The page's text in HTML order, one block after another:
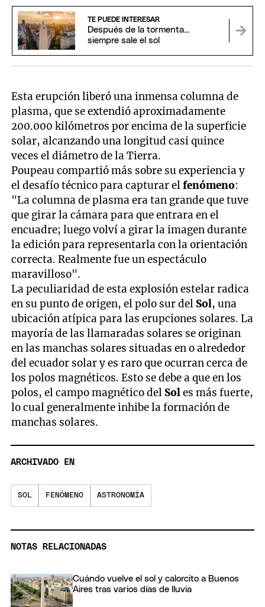
TE PUEDE INTERESAR
Después de la tormenta...
siempre sale el sol
Esta erupción liberó una inmensa columna de
plasma, que se extendió aproximadamente
200.000 kilómetros por encima de la superficie
solar, alcanzando una longitud casi quince
veces el diámetro de la Tierra.
Poupeau compartió más sobre su experiencia y
el desafío técnico para capturar elfenómeno:
"La columna de plasma era tan grande que tuve
que girar la cámara para que entrara en el
encuadre; luego volví a girar la imagen durante
la edición para representarla con la orientación
correcta. Realmente fue un espectáculo
maravilloso".
La peculiaridad de esta explosión estelar radica
en su punto de origen, el polo sur del Sol, una
ubicación atípica para las erupciones solares. La
mayoría de las llamaradas solares se originan
en las manchas solares situadas en o alrededor
del ecuador solar y es raro que ocurran cerca de
los polos magnéticos. Esto se debe a que en los
polos, el campo magnético del Soles más fuerte,
lo cual generalmente inhibe la formación de
manchas solares.
ARCHIVADO EN
SOL FENÓMENO ASTRONOMÍA
NOTAS RELACIONADAS
Cuándo vuelve el sol y calorcito a Buenos
Aires tras varios días de lluvia